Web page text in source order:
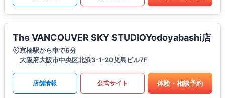
The VANCOUVER SKY STUDIOYodoyabashi店
京橋駅から車で6分
大阪府大阪市中央区北浜3-1-20児島ビル7F
店舗情報 公式サイト 体験・相談予約